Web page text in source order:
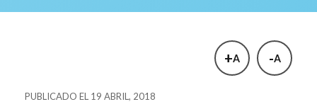
+A -A
PUBLICADO EL 19 ABRIL, 2018